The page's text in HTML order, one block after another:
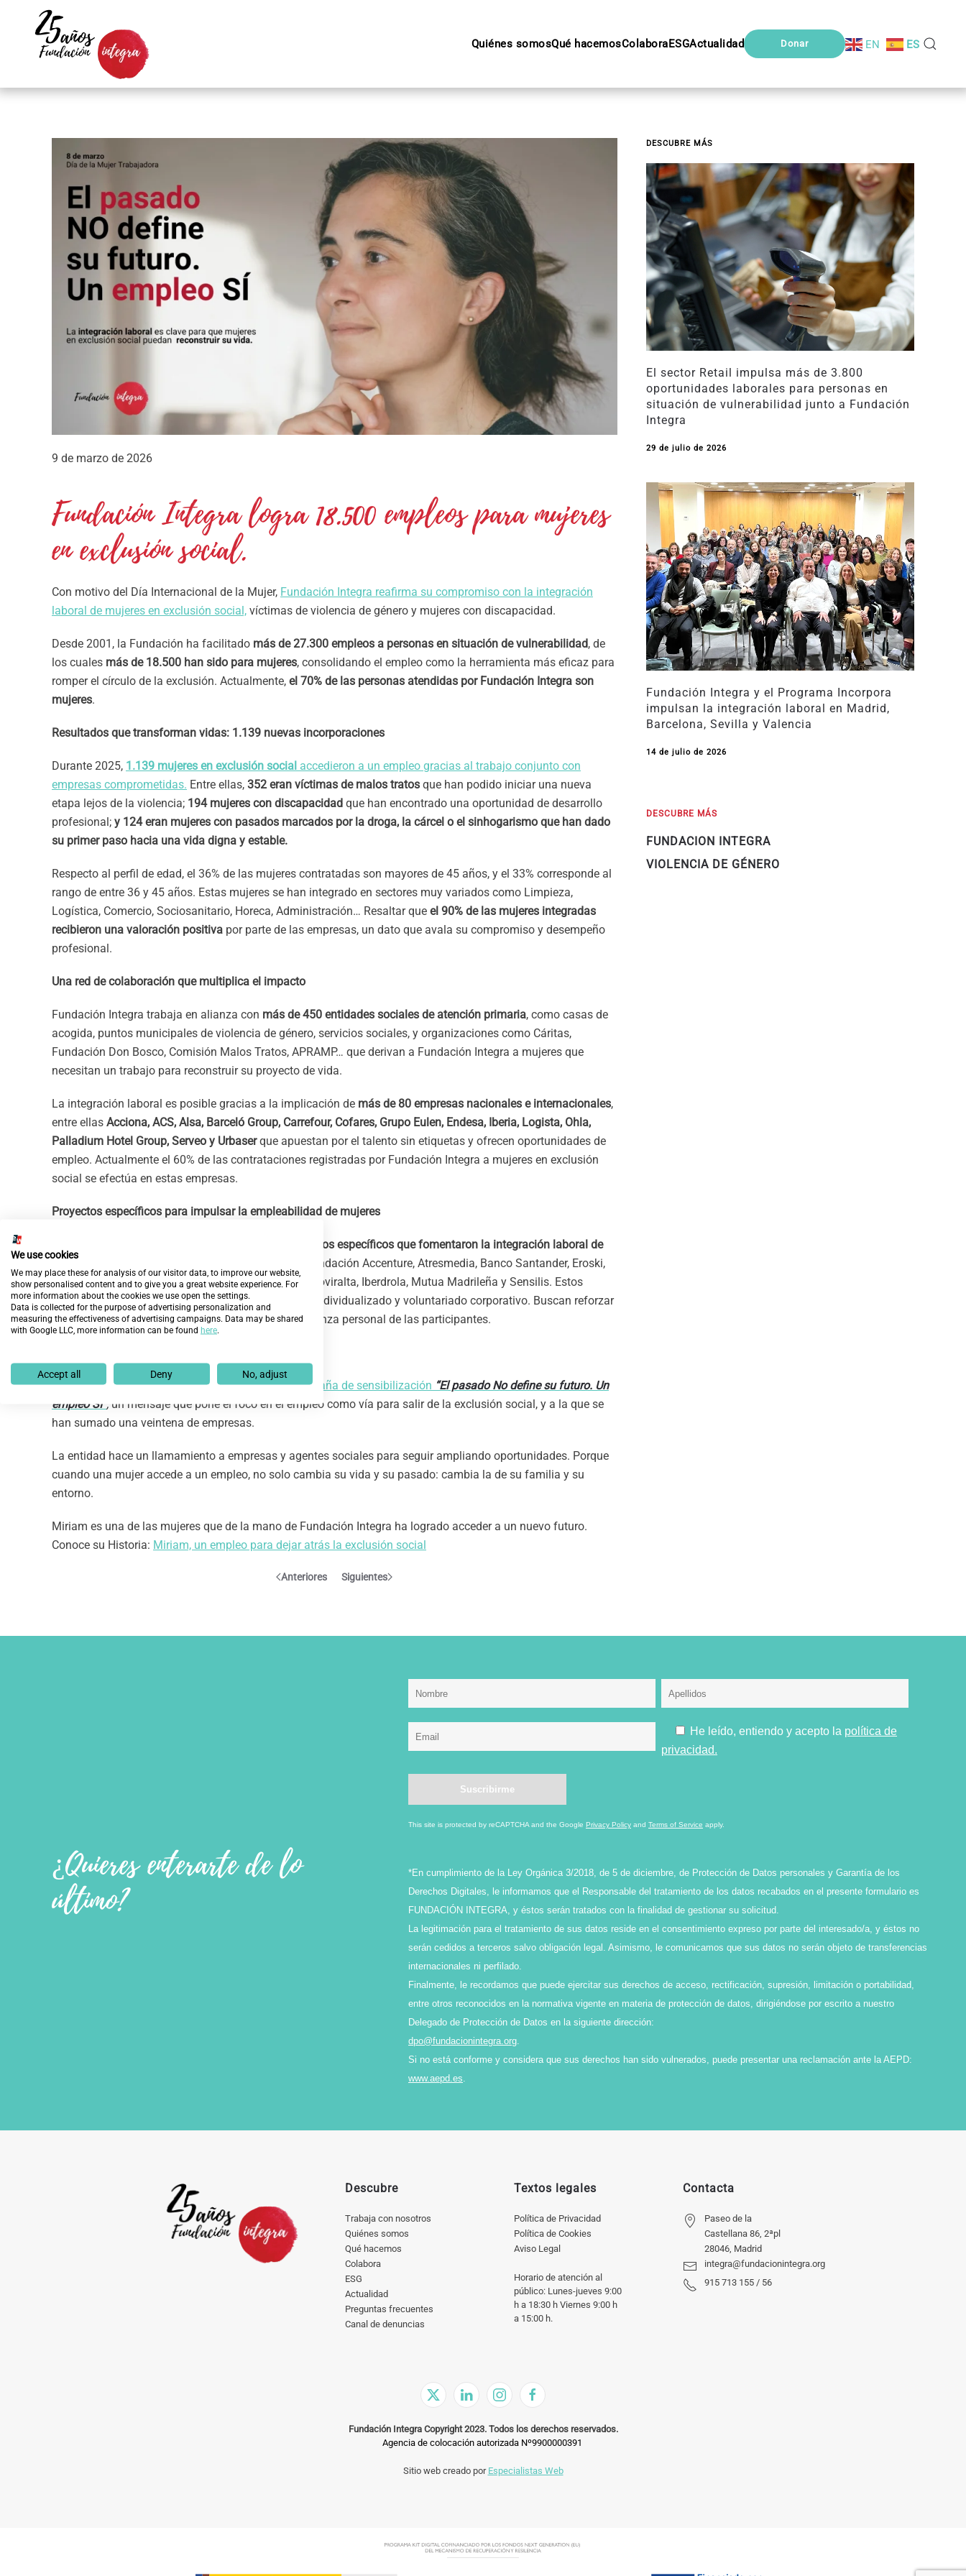
Skip to main content
Quiénes somosQué hacemosColaboraESGActualidad Donar EN ES
9 de marzo de 2026
Fundación Integra logra 18.500 empleos para mujeres
en exclusión social.
Con motivo del Día Internacional de la Mujer, Fundación Integra reafirma su compromiso con la integración
laboral de mujeres en exclusión social, víctimas de violencia de género y mujeres con discapacidad.
Desde 2001, la Fundación ha facilitado más de 27.300 empleos a personas en situación de vulnerabilidad, de
los cuales más de 18.500 han sido para mujeres, consolidando el empleo como la herramienta más eficaz para
romper el círculo de la exclusión. Actualmente, el 70% de las personas atendidas por Fundación Integra son
mujeres.
Resultados que transforman vidas: 1.139 nuevas incorporaciones
Durante 2025, 1.139 mujeres en exclusión social accedieron a un empleo gracias al trabajo conjunto con
empresas comprometidas. Entre ellas, 352 eran víctimas de malos tratos que han podido iniciar una nueva
etapa lejos de la violencia; 194 mujeres con discapacidad que han encontrado una oportunidad de desarrollo
profesional; y 124 eran mujeres con pasados marcados por la droga, la cárcel o el sinhogarismo que han dado
su primer paso hacia una vida digna y estable.
Respecto al perfil de edad, el 36% de las mujeres contratadas son mayores de 45 años, y el 33% corresponde al
rango de entre 36 y 45 años. Estas mujeres se han integrado en sectores muy variados como Limpieza,
Logística, Comercio, Sociosanitario, Horeca, Administración… Resaltar que el 90% de las mujeres integradas
recibieron una valoración positiva por parte de las empresas, un dato que avala su compromiso y desempeño
profesional.
Una red de colaboración que multiplica el impacto
Fundación Integra trabaja en alianza con más de 450 entidades sociales de atención primaria, como casas de
acogida, puntos municipales de violencia de género, servicios sociales, y organizaciones como Cáritas,
Fundación Don Bosco, Comisión Malos Tratos, APRAMP… que derivan a Fundación Integra a mujeres que
necesitan un trabajo para reconstruir su proyecto de vida.
La integración laboral es posible gracias a la implicación de más de 80 empresas nacionales e internacionales,
entre ellas Acciona, ACS, Alsa, Barceló Group, Carrefour, Cofares, Grupo Eulen, Endesa, Iberia, Logista, Ohla,
Palladium Hotel Group, Serveo y Urbaserque apuestan por el talento sin etiquetas y ofrecen oportunidades de
empleo. Actualmente el 60% de las contrataciones registradas por Fundación Integra a mujeres en exclusión
social se efectúa en estas empresas.
Proyectos específicos para impulsar la empleabilidad de mujeres
10 proyectos específicos que fomentaron la integración laboral de
casi más de 300 mujeres
, junto a entidades como Fundación Accenture, Atresmedia, Banco Santander, Eroski,
Fundación Iberdrola, Fundación Repsol, Fundación Roviralta, Iberdrola, Mutua Madrileña y Sensilis. Estos
programas combinan formación, acompañamiento individualizado y voluntariado corporativo. Buscan reforzar
tanto las competencias profesionales como la confianza personal de las participantes.
Con motivo del 8M,Fundación Integra lanza la campaña de sensibilización “El pasado No define su futuro. Un
empleo SÍ” , un mensaje que pone el foco en el empleo como vía para salir de la exclusión social, y a la que se
han sumado una veintena de empresas.
La entidad hace un llamamiento a empresas y agentes sociales para seguir ampliando oportunidades. Porque
cuando una mujer accede a un empleo, no solo cambia su vida y su pasado: cambia la de su familia y su
entorno.
Miriam es una de las mujeres que de la mano de Fundación Integra ha logrado acceder a un nuevo futuro.
Conoce su Historia: Miriam, un empleo para dejar atrás la exclusión social
Anteriores Siguientes
DESCUBRE MÁS
El sector Retail impulsa más de 3.800
oportunidades laborales para personas en
situación de vulnerabilidad junto a Fundación
Integra
29 de julio de 2026
Fundación Integra y el Programa Incorpora
impulsan la integración laboral en Madrid,
Barcelona, Sevilla y Valencia
14 de julio de 2026
DESCUBRE MÁS
FUNDACION INTEGRA
VIOLENCIA DE GÉNERO
¿Quieres enterarte de lo
último?
He leído, entiendo y acepto la política de
privacidad.
This site is protected by reCAPTCHA and the Google Privacy Policy and Terms of Service apply.
*En cumplimiento de la Ley Orgánica 3/2018, de 5 de diciembre, de Protección de Datos personales y Garantía de los
Derechos Digitales, le informamos que el Responsable del tratamiento de los datos recabados en el presente formulario es
FUNDACIÓN INTEGRA, y éstos serán tratados con la finalidad de gestionar su solicitud.
La legitimación para el tratamiento de sus datos reside en el consentimiento expreso por parte del interesado/a, y éstos no
serán cedidos a terceros salvo obligación legal. Asimismo, le comunicamos que sus datos no serán objeto de transferencias
internacionales ni perfilado.
Finalmente, le recordamos que puede ejercitar sus derechos de acceso, rectificación, supresión, limitación o portabilidad,
entre otros reconocidos en la normativa vigente en materia de protección de datos, dirigiéndose por escrito a nuestro
Delegado de Protección de Datos en la siguiente dirección:
dpo@fundacionintegra.org.
Si no está conforme y considera que sus derechos han sido vulnerados, puede presentar una reclamación ante la AEPD:
www.aepd.es.
Descubre
Trabaja con nosotros
Quiénes somos
Qué hacemos
Colabora
ESG
Actualidad
Preguntas frecuentes
Canal de denuncias
Textos legales
Política de Privacidad
Política de Cookies
Aviso Legal
Horario de atención al
público: Lunes-jueves 9:00
h a 18:30 h Viernes 9:00 h
a 15:00 h.
Contacta
Paseo de la
Castellana 86, 2ªpl
28046, Madrid
integra@fundacionintegra.org
915 713 155 / 56
Fundación Integra Copyright 2023. Todos los derechos reservados.
Agencia de colocación autorizada Nº9900000391
Sitio web creado por Especialistas Web
We use cookies
We may place these for analysis of our visitor data, to improve our website,
show personalised content and to give you a great website experience. For
more information about the cookies we use open the settings.
Data is collected for the purpose of advertising personalization and
measuring the effectiveness of advertising campaigns. Data may be shared
with Google LLC, more information can be found here.
Accept all Deny No, adjust